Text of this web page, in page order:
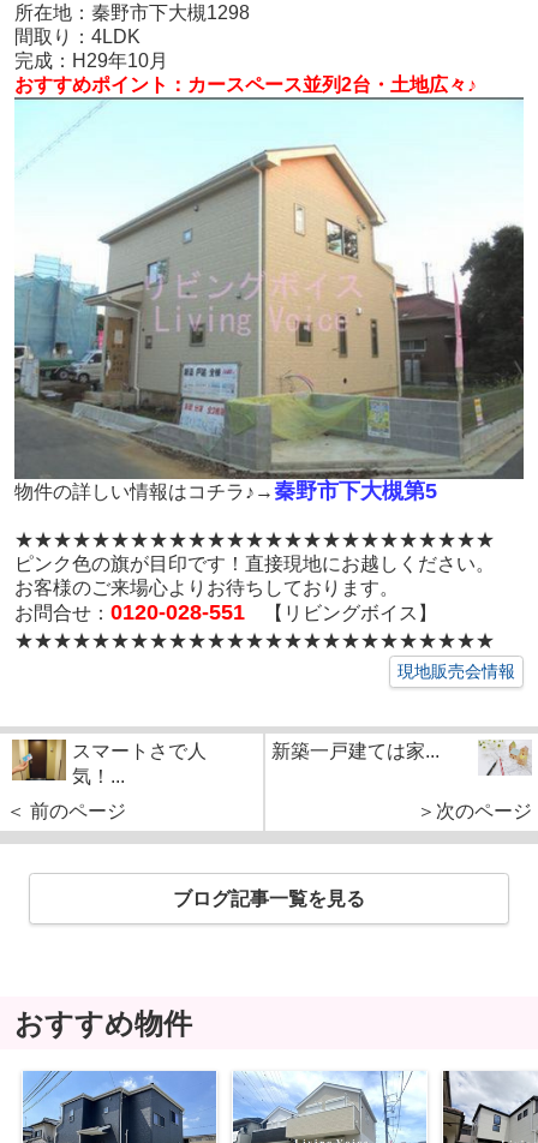
所在地：秦野市下大槻1298
間取り：4LDK
完成：H29年10月
おすすめポイント：カースペース並列2台・土地広々♪
物件の詳しい情報はコチラ♪→秦野市下大槻第5
★★★★★★★★★★★★★★★★★★★★★★★★★
ピンク色の旗が目印です！直接現地にお越しください。
お客様のご来場心よりお待ちしております。
お問合せ： 0120-028-551【リビングボイス】
★★★★★★★★★★★★★★★★★★★★★★★★★
現地販売会情報
スマートさで人
気！...
＜ 前のページ
新築一戸建ては家...
＞次のページ
ブログ記事一覧を見る
おすすめ物件